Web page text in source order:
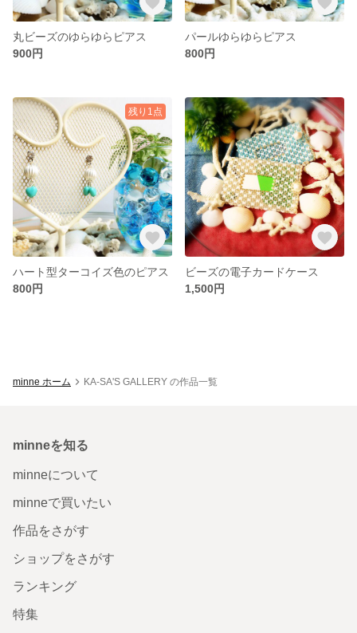
丸ビーズのゆらゆらピアス
900円
パールゆらゆらピアス
800円
残り1点
ハート型ターコイズ色のピアス
800円
ビーズの電子カードケース
1,500円
minne ホーム KA-SA'S GALLERY の作品一覧
minneを知る
minneについて
minneで買いたい
作品をさがす
ショップをさがす
ランキング
特集